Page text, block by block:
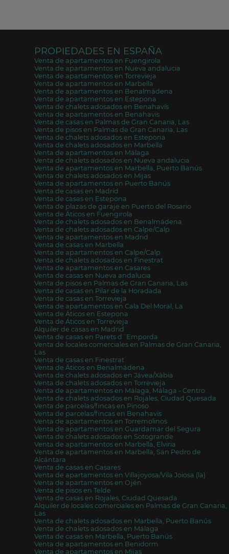
PROPIEDADES EN ESPAÑA
Venta de apartamentos en Fuengirola
Venta de apartamentos en Nueva andalucia
Venta de apartamentos en Torrevieja
Venta de apartamentos en Marbella
Venta de apartamentos en Benalmádena
Venta de apartamentos en Estepona
Venta de chalets adosados en Benahavís
Venta de apartamentos en Benahavís
Venta de casas en Palmas de Gran Canaria, Las
Venta de pisos en Palmas de Gran Canaria, Las
Venta de chalets adosados en Estepona
Venta de chalets adosados en Marbella
Venta de apartamentos en Málaga
Venta de chalets adosados en Nueva andalucia
Venta de apartamentos en Marbella, Puerto Banús
Venta de chalets adosados en Mijas
Venta de apartamentos en Puerto Banús
Venta de casas en Madrid
Venta de casas en Estepona
Venta de plazas de garaje en Puerto del Rosario
Venta de Áticos en Fuengirola
Venta de chalets adosados en Benalmádena
Venta de chalets adosados en Calpe/Calp
Venta de apartamentos en Madrid
Venta de casas en Marbella
Venta de apartamentos en Calpe/Calp
Venta de chalets adosados en Finestrat
Venta de apartamentos en Casares
Venta de casas en Nueva andalucia
Venta de pisos en Palmas de Gran Canaria, Las
Venta de casas en Pilar de la Horadada
Venta de casas en Torrevieja
Venta de apartamentos en Cala Del Moral, La
Venta de Áticos en Estepona
Venta de Áticos en Torrevieja
Alquiler de casas en Madrid
Venta de casas en Parets d´Emporda
Venta de locales comerciales en Palmas de Gran Canaria,
Las
Venta de casas en Finestrat
Venta de Áticos en Benalmádena
Venta de chalets adosados en Jávea/Xàbia
Venta de chalets adosados en Torrevieja
Venta de apartamentos en Málaga, Málaga - Centro
Venta de chalets adosados en Rojales, Ciudad Quesada
Venta de parcelas/fincas en Pinoso
Venta de parcelas/fincas en Benahavís
Venta de apartamentos en Torremolinos
Venta de apartamentos en Guardamar del Segura
Venta de chalets adosados en Sotogrande
Venta de apartamentos en Marbella, Elviria
Venta de apartamentos en Marbella, San Pedro de
Alcántara
Venta de casas en Casares
Venta de apartamentos en Villajoyosa/Vila Joiosa (la)
Venta de apartamentos en Ojén
Venta de pisos en Telde
Venta de casas en Rojales, Ciudad Quesada
Alquiler de locales comerciales en Palmas de Gran Canaria,
Las
Venta de chalets adosados en Marbella, Puerto Banús
Venta de chalets adosados en Málaga
Venta de casas en Marbella, Puerto Banús
Venta de apartamentos en Benidorm
Venta de apartamentos en Mijas